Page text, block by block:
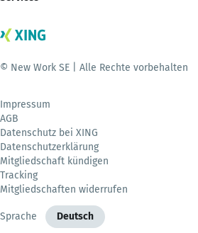
© New Work SE | Alle Rechte vorbehalten
Impressum
AGB
Datenschutz bei XING
Datenschutzerklärung
Mitgliedschaft kündigen
Tracking
Mitgliedschaften widerrufen
Sprache Deutsch